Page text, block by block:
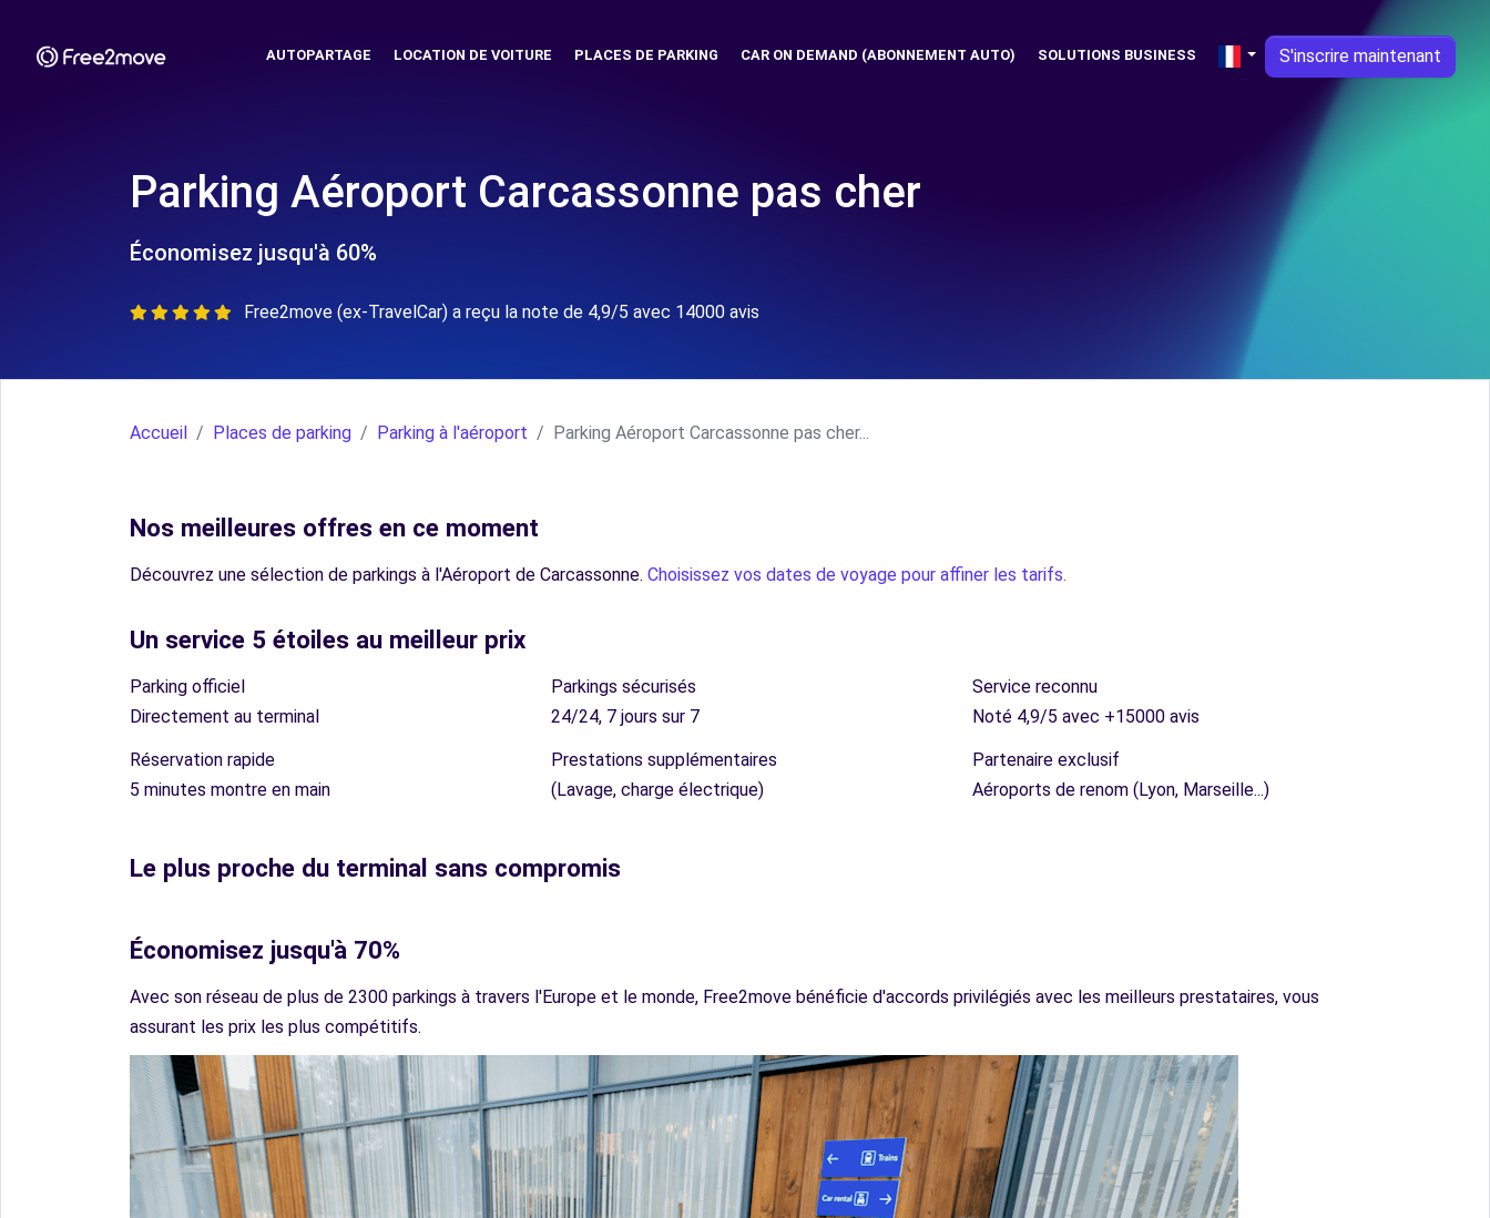
AUTOPARTAGE LOCATION DE VOITURE PLACES DE PARKING CAR ON DEMAND (ABONNEMENT AUTO) SOLUTIONS BUSINESS S'inscrire maintenant
Parking Aéroport Carcassonne pas cher
Économisez jusqu'à 60%
Free2move (ex-TravelCar) a reçu la note de 4,9/5 avec 14000 avis
Accueil Places de parking Parking à l'aéroport Parking Aéroport Carcassonne pas cher...
Nos meilleures offres en ce moment
Découvrez une sélection de parkings à l'Aéroport de Carcassonne. Choisissez vos dates de voyage pour affiner les tarifs.
Un service 5 étoiles au meilleur prix
Service reconnu
Noté 4,9/5 avec +15000 avis
Parkings sécurisés
24/24, 7 jours sur 7
Parking officiel
Directement au terminal
Partenaire exclusif
Aéroports de renom (Lyon, Marseille...)
Prestations supplémentaires
(Lavage, charge électrique)
Réservation rapide
5 minutes montre en main
Le plus proche du terminal sans compromis
Économisez jusqu'à 70%
Avec son réseau de plus de 2300 parkings à travers l'Europe et le monde, Free2move bénéficie d'accords privilégiés avec les meilleurs prestataires, vous
assurant les prix les plus compétitifs.